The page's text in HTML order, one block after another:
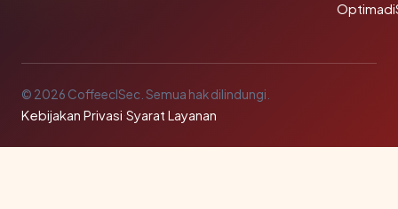
© 2026 CoffeeclSec. Semua hak dilindungi.
Kebijakan Privasi·Syarat Layanan